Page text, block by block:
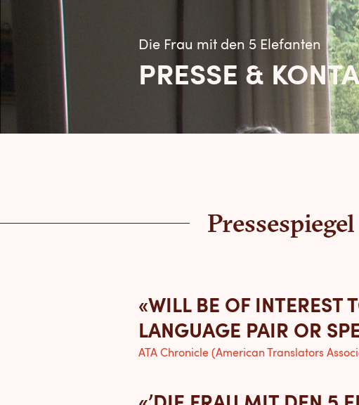
Die Frau mit den 5 Elefanten
PRESSE &
Pressespiegel
«WILL BE OF INTEREST
LANGUAGE PAIR OR
ATA Chronicle (American Translators